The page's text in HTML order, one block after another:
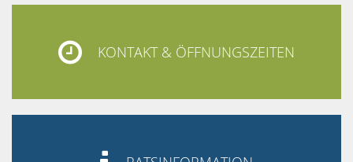
 KONTAKT & ÖFFNUNGSZEITEN